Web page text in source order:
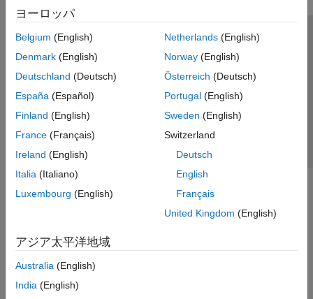
ヨーロッパ
Belgium (English)
Denmark (English)
Deutschland (Deutsch)
España (Español)
Finland (English)
France (Français)
Ireland (English)
Italia (Italiano)
Luxembourg (English)
Netherlands(English)
Norway(English)
Österreich (Deutsch)
Portugal(English)
Sweden (English)
Switzerland
Deutsch
English
Français
United Kingdom (English)
アジア太平洋地域
Australia (English)
India (English)
トラストセンター
プライバシー ポリシー
違法コピー防止
アプリケーション ステータス
© 1994-2026 The MathWorks, Inc.